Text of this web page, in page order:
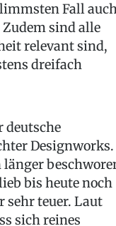
Fall
sind alle
relevant sind,
dreifach
deutsche
Designworks.
bis heute noch
sehr teuer. Laut
sich reines